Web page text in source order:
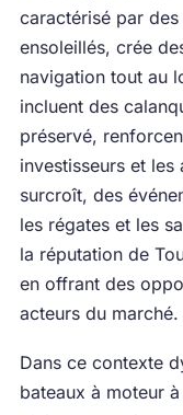
caractérisé par
ensoleillés, crée
navigation tout au
incluent des
préservé,
investisseurs et
surcroît, des
les régates et les
la réputation de
en offrant des
acteurs du marché.
Dans ce contexte
bateaux à moteur